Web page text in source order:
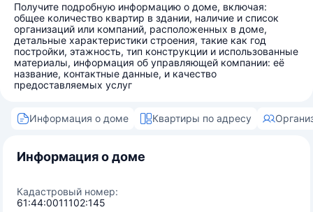
Получите подробную информацию о доме, включая:
общее количество квартир в здании, наличие и список
организаций или компаний, расположенных в доме,
детальные характеристики строения, такие как год
постройки, этажность, тип конструкции и использованные
материалы, информация об управляющей компании: её
название, контактные данные, и качество
предоставляемых услуг
Информация о доме Квартиры по адресу
Информация о доме
Кадастровый номер:
61:44:0011102:145